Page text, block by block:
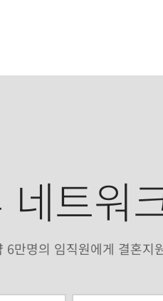
네트워
만명의 임직원에게 결혼지